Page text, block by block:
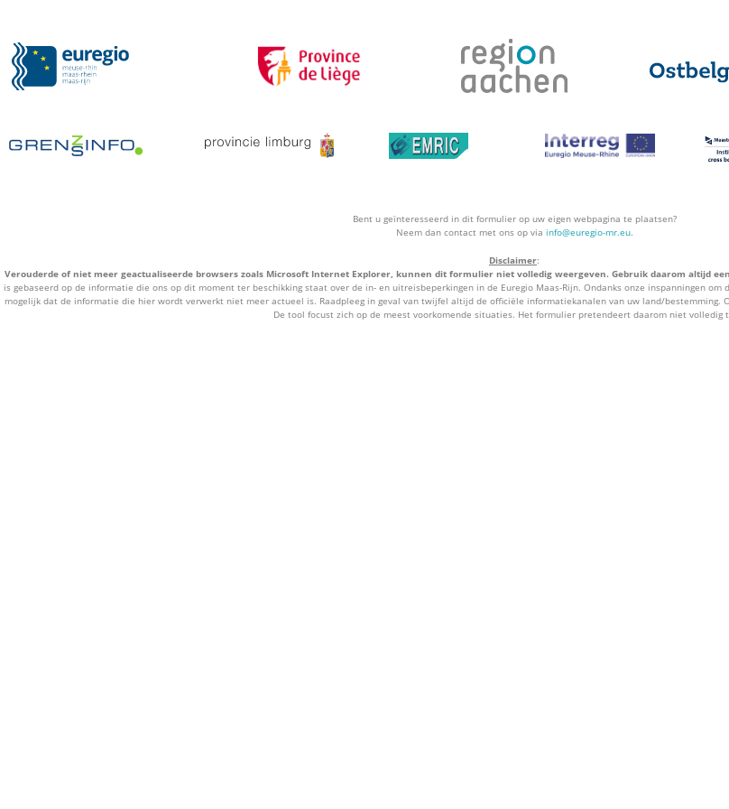
Bent u geïnteresseerd in dit formulier op uw eigen webpagina te plaatsen?
Neem dan contact met ons op via info@euregio-mr.eu.
Disclaimer:
Verouderde of niet meer geactualiseerde browsers zoals Microsoft Internet Explorer, kunnen dit formulier niet volledig weergeven. Gebruik daarom altijd
is gebaseerd op de informatie die ons op dit moment ter beschikking staat over de in- en uitreisbeperkingen in de Euregio Maas-Rijn. Ondanks onze inspanningen
mogelijk dat de informatie die hier wordt verwerkt niet meer actueel is. Raadpleeg in geval van twijfel altijd de officiële informatiekanalen van uw land/
De tool focust zich op de meest voorkomende situaties. Het formulier pretendeert daarom niet volledig